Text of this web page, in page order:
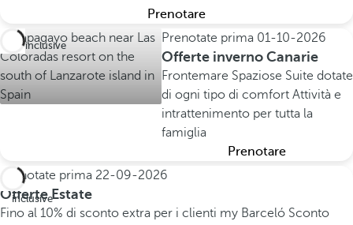
Prenotare
All inclusive
Prenotate prima 01-10-2026
Offerte inverno Canarie
Frontemare Spaziose Suite dotate
di ogni tipo di comfort Attività e
intrattenimento per tutta la
famiglia
Prenotare
All
inclusive
Prenotate prima 22-09-2026
Offerte Estate
Fino al 10% di sconto extra per i clienti my Barceló Sconto